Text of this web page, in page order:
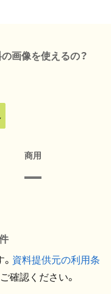
画像を使えるの？
商用
資料提供元の利用条
確認ください。